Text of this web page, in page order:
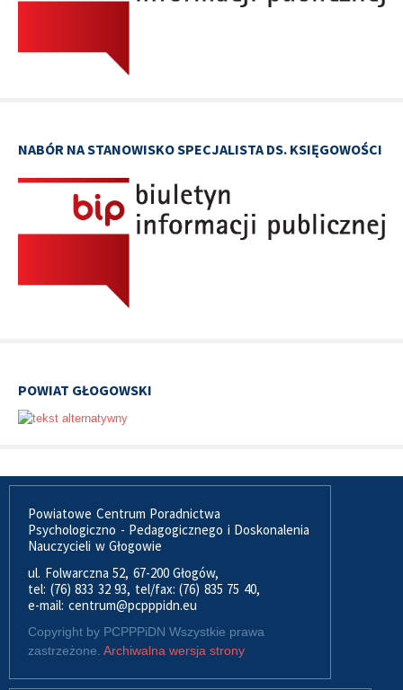
NABÓR NA STANOWISKO SPECJALISTA DS. KSIĘGOWOŚCI
POWIAT GŁOGOWSKI
Powiatowe Centrum Poradnictwa
Psychologiczno - Pedagogicznego i Doskonalenia
Nauczycieli w Głogowie
ul. Folwarczna 52, 67-200 Głogów,
tel: (76) 833 32 93, tel/fax: (76) 835 75 40,
e-mail: centrum@pcpppidn.eu
Copyright by PCPPPiDN Wszystkie prawa
zastrzeżone. Archiwalna wersja strony